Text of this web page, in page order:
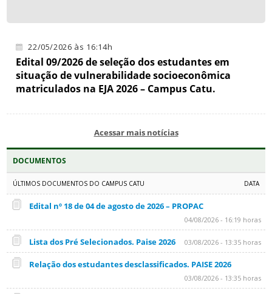
22/05/2026 às 16:14h
Edital 09/2026 de seleção dos estudantes em
situação de vulnerabilidade socioeconômica
matriculados na EJA 2026 – Campus Catu.
Acessar mais notícias
DOCUMENTOS
ÚLTIMOS DOCUMENTOS DO CAMPUS CATU DATA
Edital nº 18 de 04 de agosto de 2026 – PROPAC
04/08/2026 - 16:19 horas
Lista dos Pré Selecionados. Paise 2026 03/08/2026 - 13:35 horas
Relação dos estudantes desclassificados. PAISE 2026
03/08/2026 - 13:35 horas